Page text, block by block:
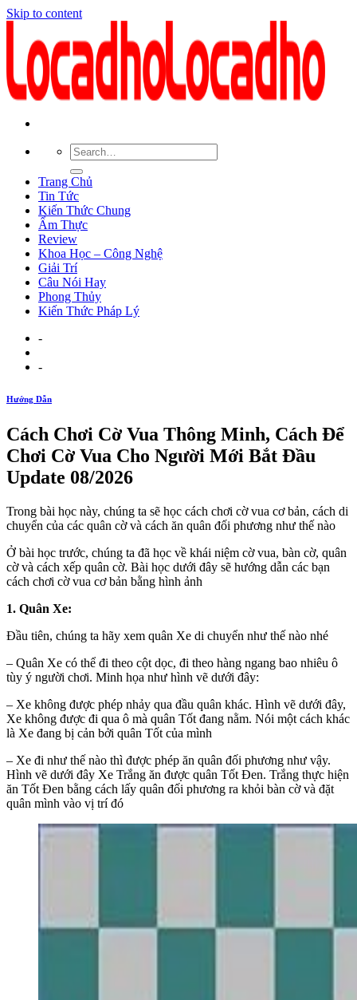
Skip to content
Trang Chủ
Tin Tức
Kiến Thức Chung
Ẩm Thực
Review
Khoa Học – Công Nghệ
Giải Trí
Câu Nói Hay
Phong Thủy
Kiến Thức Pháp Lý
-
-
Hướng Dẫn
Cách Chơi Cờ Vua Thông Minh, Cách Để
Chơi Cờ Vua Cho Người Mới Bắt Đầu
Update 08/2026
Trong bài học này, chúng ta sẽ học cách chơi cờ vua cơ bản, cách di
chuyển của các quân cờ và cách ăn quân đối phương như thế nào
Ở bài học trước, chúng ta đã học về khái niệm cờ vua, bàn cờ, quân
cờ và cách xếp quân cờ. Bài học dưới đây sẽ hướng dẫn các bạn
cách chơi cờ vua cơ bản bằng hình ảnh
1. Quân Xe:
Đầu tiên, chúng ta hãy xem quân Xe di chuyển như thế nào nhé
– Quân Xe có thể đi theo cột dọc, đi theo hàng ngang bao nhiêu ô
tùy ý người chơi. Minh họa như hình vẽ dưới đây:
– Xe không được phép nhảy qua đầu quân khác. Hình vẽ dưới đây,
Xe không được đi qua ô mà quân Tốt đang nằm. Nói một cách khác
là Xe đang bị cản bởi quân Tốt của mình
– Xe đi như thế nào thì được phép ăn quân đối phương như vậy.
Hình vẽ dưới đây Xe Trắng ăn được quân Tốt Đen. Trắng thực hiện
ăn Tốt Đen bằng cách lấy quân đối phương ra khỏi bàn cờ và đặt
quân mình vào vị trí đó